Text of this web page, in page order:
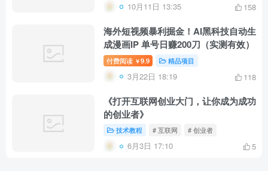
10月11日 13:35 158
海外短视频暴利掘金！AI黑科技自动生
成漫画IP 单号日赚200刀（实测有效）
付费阅读 ￥9.9 精品项目
3月22日 18:19 118
《打开互联网创业大门，让你成为成功
的创业者》
技术教程 # 互联网 # 创业者
6月3日 17:10 5